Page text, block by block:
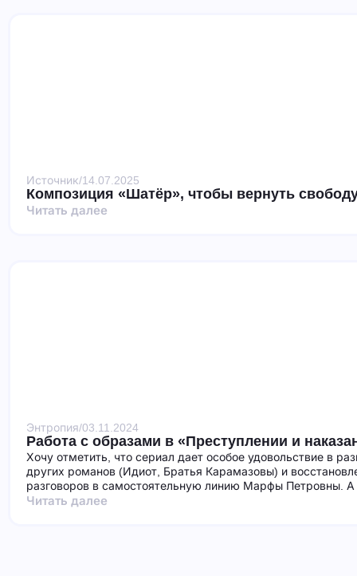
Источник/14.07.2025
Композиция «Шатёр», чтобы вернуть
Читать далее
Энтропия/03.11.2024
Работа с образами в «Преступлении и
Хочу отметить, что сериал дает особое удовольствие в
других романов (Идиот, Братья Карамазовы) и
разговоров в самостоятельную линию Марфы Петровны. А
Читать далее